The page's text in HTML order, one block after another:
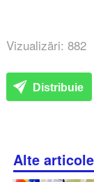
Vizualizări: 882
Distribuie
Alte